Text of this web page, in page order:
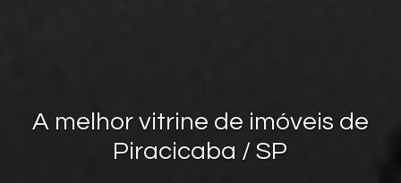
A melhor vitrine de imóveis de
Piracicaba / SP